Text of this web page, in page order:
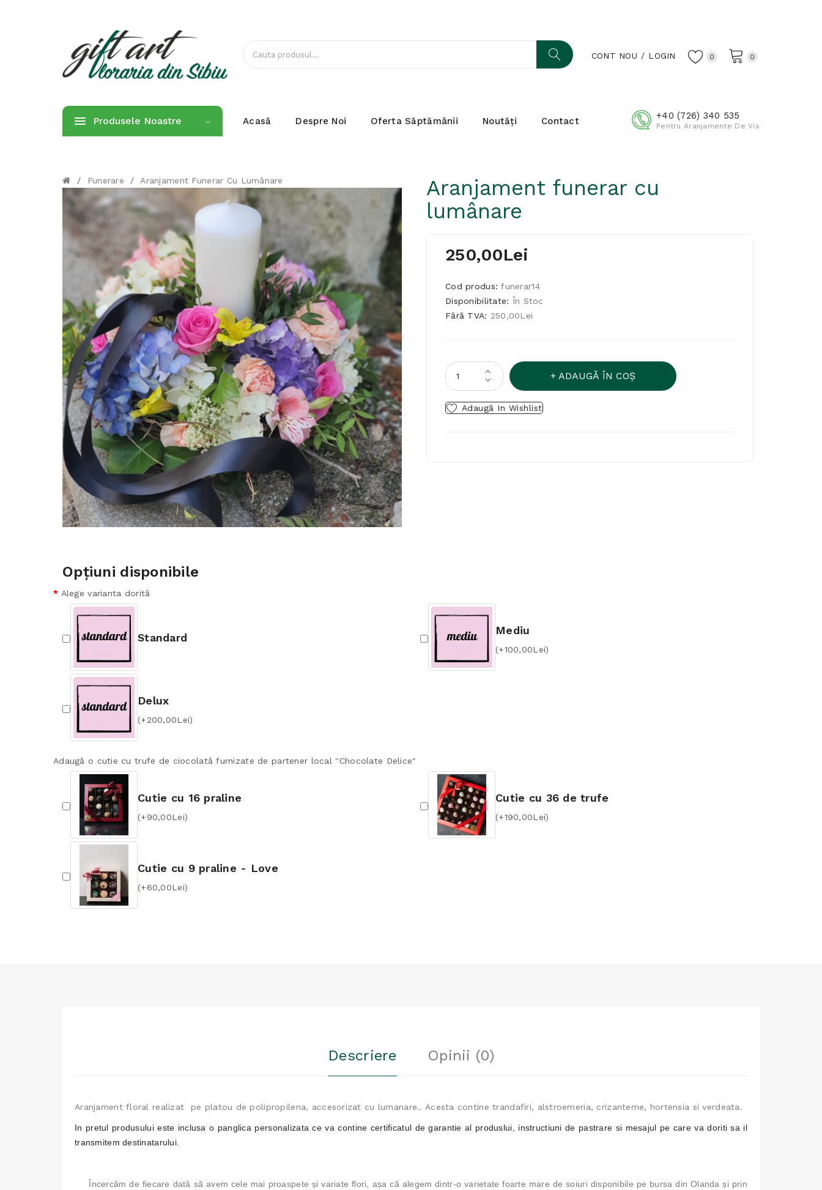
CONT NOU LOGIN 0
0
Produsele Noastre Acasă Despre Noi Oferta Săptămânii Noutăți Contact +40 (726) 340 535
Pentru Aranjamente De Vis
/ Funerare / Aranjament Funerar Cu Lumânare
Aranjament funerar cu
lumânare
250,00Lei
Cod produs:funerar14
Disponibilitate: În Stoc
Fără TVA: 250,00Lei
ADAUGĂ ÎN COŞ
Adaugă In Wishlist
Opţiuni disponibile
Alege varianta dorită
Standard
Mediu
(+100,00Lei)
Delux
(+200,00Lei)
Adaugă o cutie cu trufe de ciocolată furnizate de partener local ''Chocolate Delice"
Cutie cu 16 praline
(+90,00Lei)
Cutie cu 36 de trufe
(+190,00Lei)
Cutie cu 9 praline - Love
(+60,00Lei)
Descriere Opinii (0)
Aranjament floral realizat pe platou de polipropilena, accesorizat cu lumanare.. Acesta contine trandafiri, alstroemeria, crizanteme, hortensia si verdeata.
In pretul produsului este inclusa o panglica personalizata ce va contine certificatul de garantie al produslui, instructiuni de pastrare si mesajul pe care va doriti sa il
transmitem destinatarului.
Încercăm de fiecare dată să avem cele mai proaspete și variate flori, așa că alegem dintr-o varietate foarte mare de soiuri disponibile pe bursa din Olanda și prin